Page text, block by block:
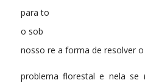
para to
o sob
nosso re a forma de resolver
problema florestal e nela se